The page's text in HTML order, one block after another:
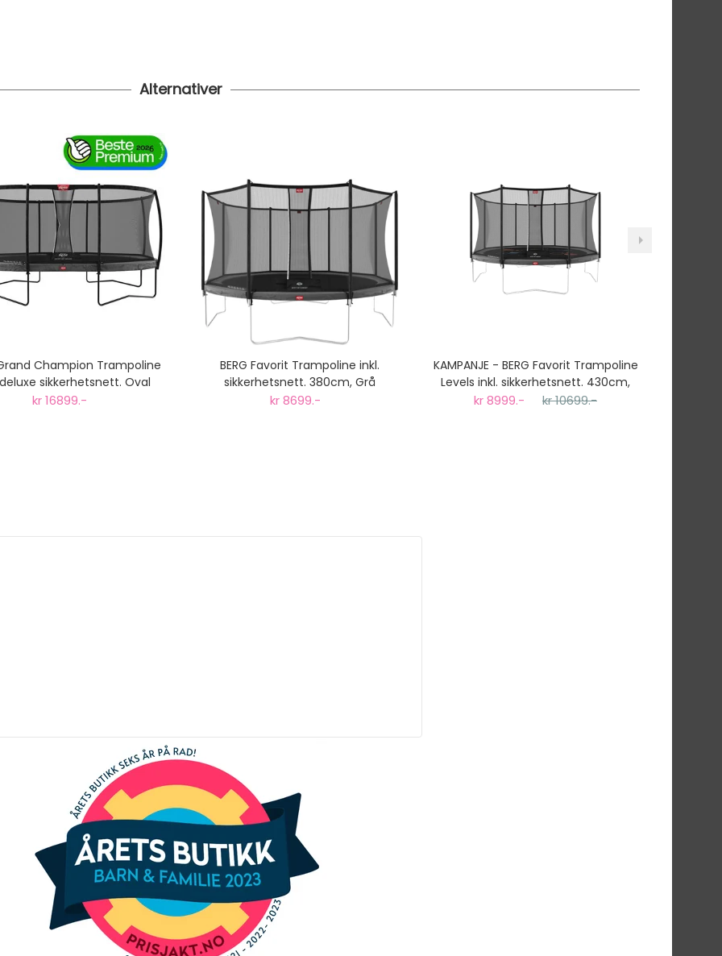
Alternativer
Champion Trampoline
sikkerhetsnett. Oval
520x345cm, Grå
kr 16899.-
BERG Favorit Trampoline inkl.
sikkerhetsnett. 380cm, Grå
kr 8699.-
KAMPANJE - BERG Favorit Trampoline
Levels inkl. sikkerhetsnett. 430cm,
Grå
kr 8999.- kr 10699.-